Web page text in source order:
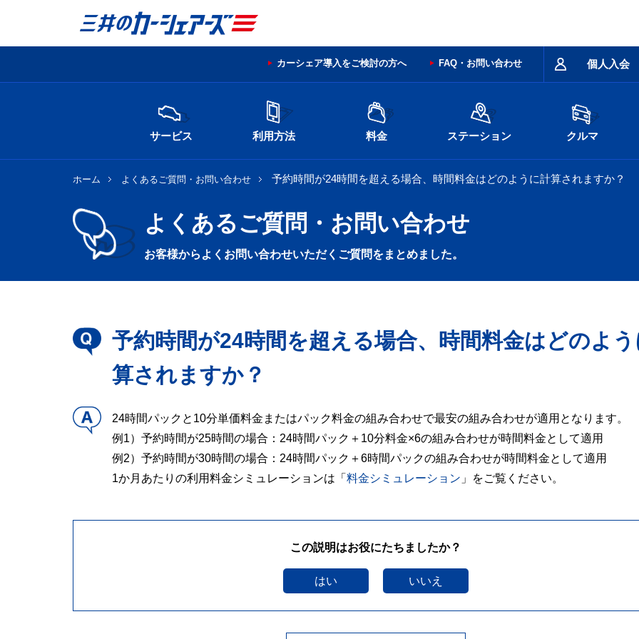
個人入会
カーシェア導入をご検討の方へ FAQ・お問い合わせ
サービス 利用方法 料金 ステーション クルマ
ホーム よくあるご質問・お問い合わせ 予約時間が24時間を超える場合、時間料金はどのように計算されますか？
よくあるご質問・お問い合わせ
お客様からよくお問い合わせいただくご質問をまとめました。
予約時間が24時間を超える場合、時間料金はどのよ
算されますか？
24時間パックと10分単価料金またはパック料金の組み合わせで最安の組み合わせが適用となります。
例1）予約時間が25時間の場合：24時間パック＋10分料金×6の組み合わせが時間料金として適用
例2）予約時間が30時間の場合：24時間パック＋6時間パックの組み合わせが時間料金として適用
1か月あたりの利用料金シミュレーションは「 料金シミュレーション 」をご覧ください。
この説明はお役にたちましたか？
はい いいえ